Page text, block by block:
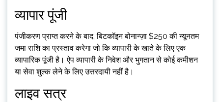
व्यापार पूंजी
पंजीकरण प्राप्त करने के बाद, बिटकॉइन बोनान्ज़ा $250 की न्यूनतम
जमा राशि का प्रस्ताव करेगा जो कि व्यापारी के खाते के लिए एक
व्यापारिक पूंजी है। ऐप व्यापारी के निवेश और भुगतान से कोई कमीशन
या सेवा शुल्क लेने के लिए उत्तरदायी नहीं है।
लाइव सत्र